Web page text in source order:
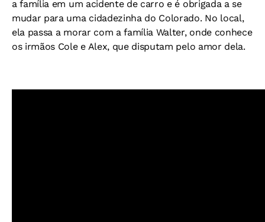
a família em um acidente de carro e é obrigada a se
mudar para uma cidadezinha do Colorado. No local,
ela passa a morar com a família Walter, onde conhece
os irmãos Cole e Alex, que disputam pelo amor dela.